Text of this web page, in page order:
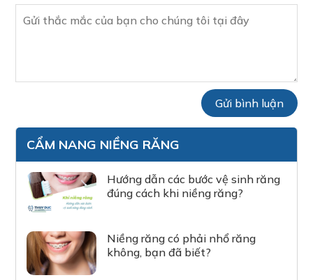
CẨM NANG NIỀNG RĂNG
Hướng dẫn các bước vệ sinh răng
đúng cách khi niềng răng?
Niềng răng có phải nhổ răng
không, bạn đã biết?